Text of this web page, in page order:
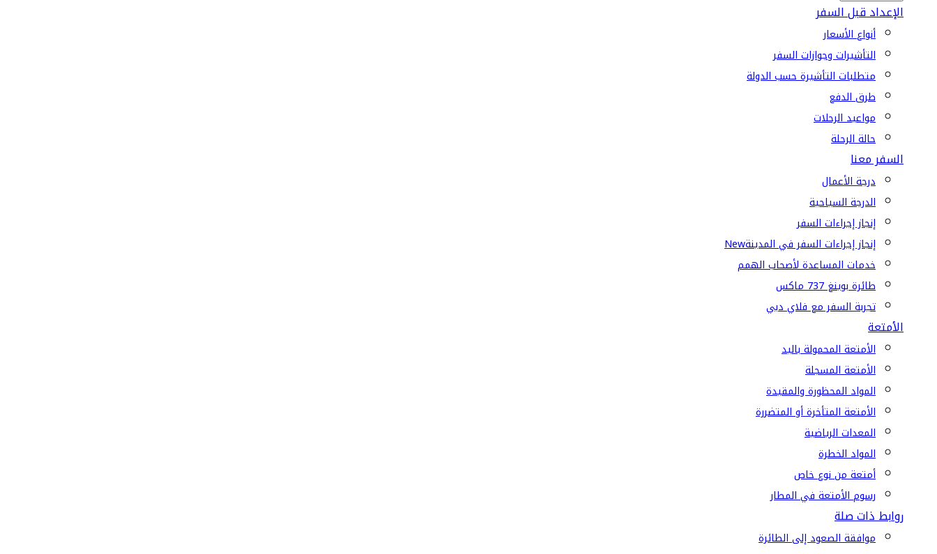
الإعداد قبل السفر
أنواع الأسعار
التأشيرات وجوازات السفر
متطلبات التأشيرة حسب الدولة
طرق الدفع
مواعيد الرحلات
حالة الرحلة
السفر معنا
درجة الأعمال
الدرجة السياحية
إنجاز إجراءات السفر
إنجاز إجراءات السفر في المدينةNew
خدمات المساعدة لأصحاب الهمم
طائرة بوينغ 737 ماكس
تجربة السفر مع فلاي دبي
الأمتعة
الأمتعة المحمولة باليد
الأمتعة المسجلة
المواد المحظورة والمقيدة
الأمتعة المتأخرة أو المتضررة
المعدات الرياضية
المواد الخطرة
أمتعة من نوع خاص
رسوم الأمتعة في المطار
روابط ذات صلة
موافقة الصعود إلى الطائرة